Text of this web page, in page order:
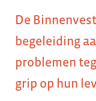
De
begeleiding
problemen
grip op hun